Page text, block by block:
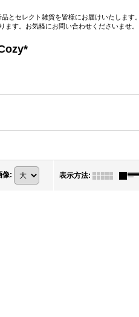
とセレクト雑貨を皆様にお届けいたします。
す。お気軽にお問い合わせくださいませ。
像: 表示方法: